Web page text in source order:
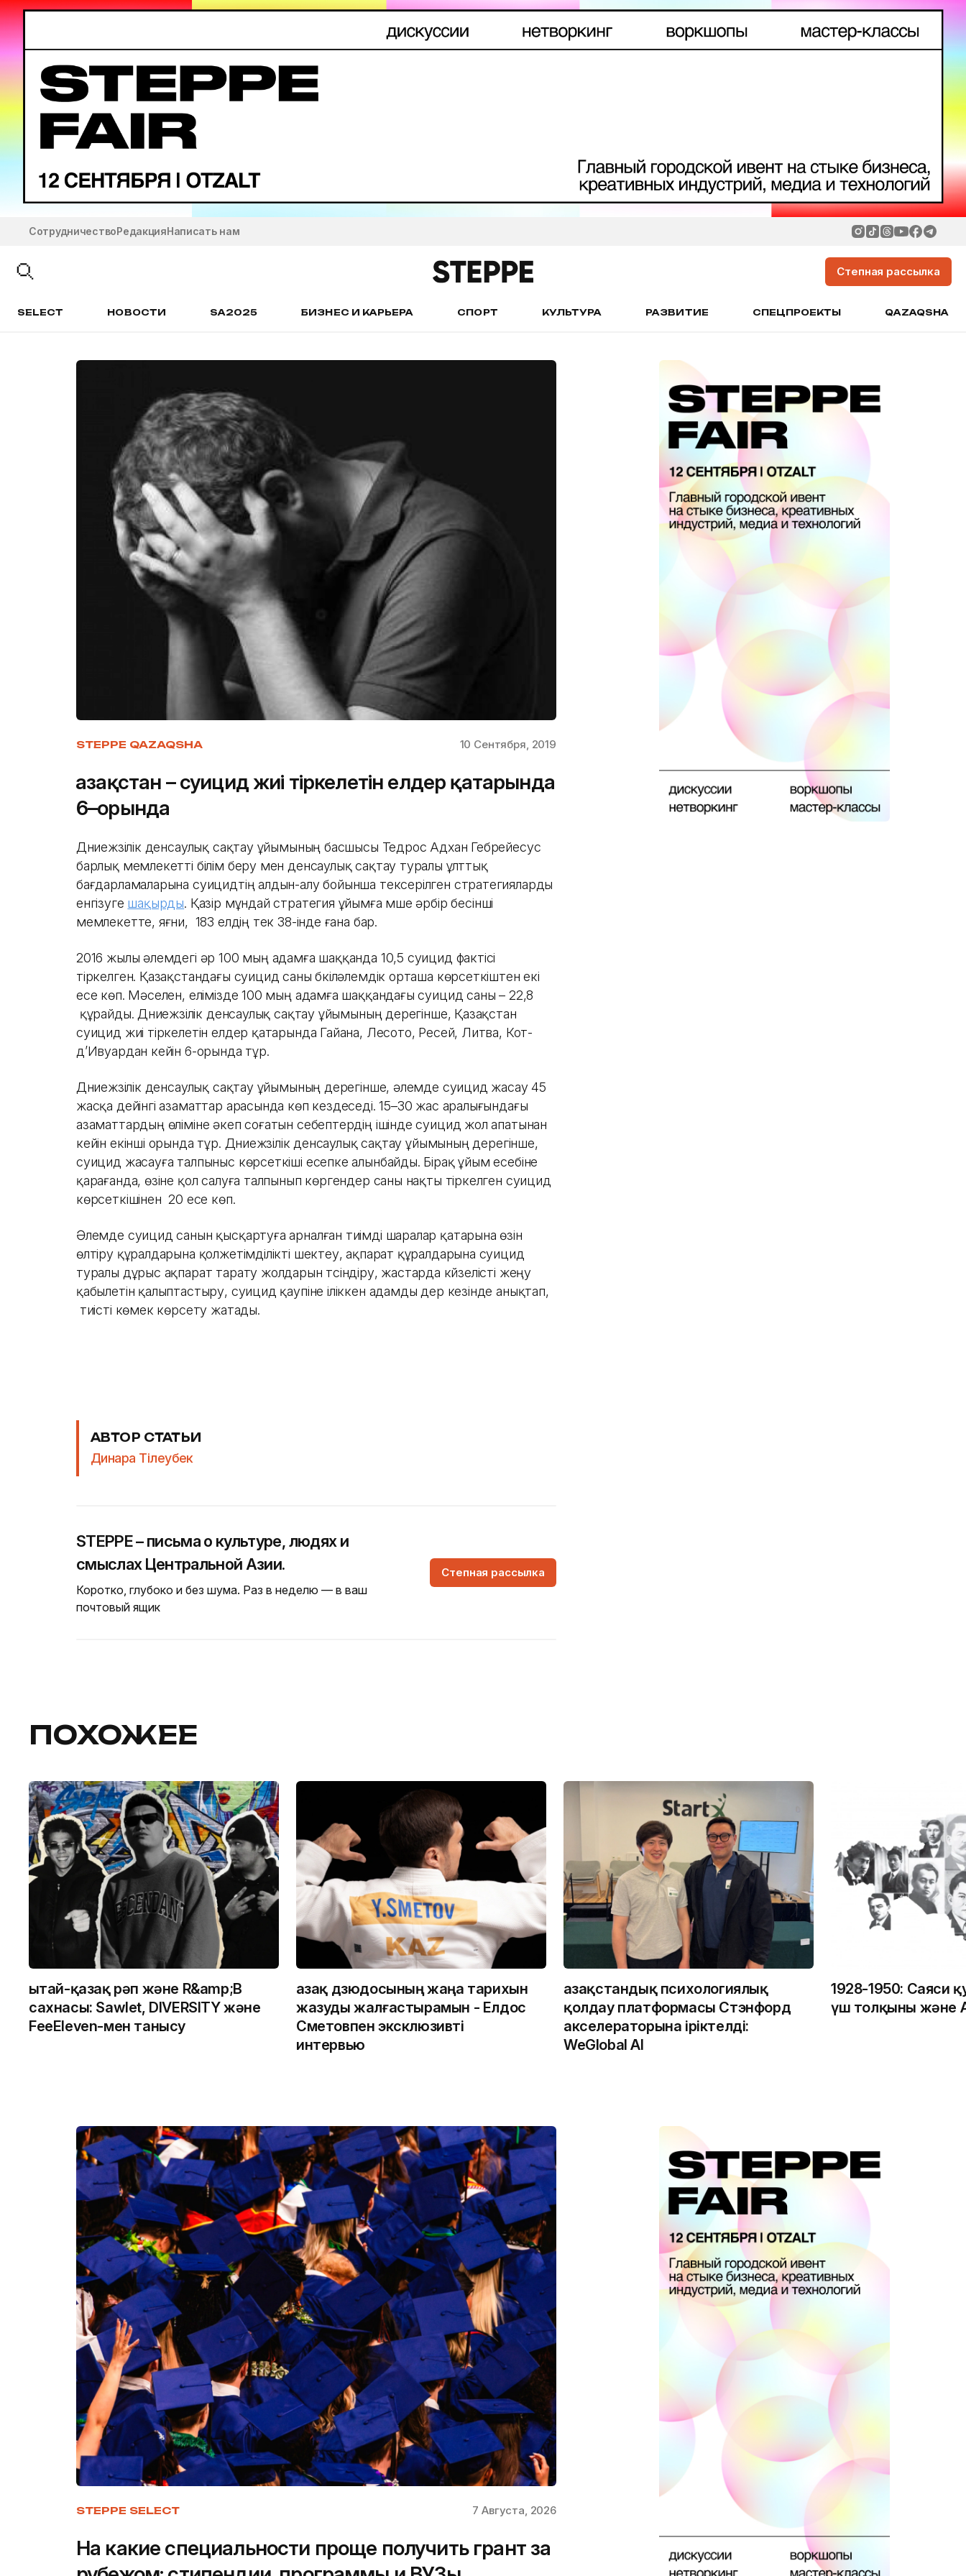
СотрудничествоРедакцияНаписать нам
Степная рассылка
SELECT НОВОСТИ SA2025 БИЗНЕС И КАРЬЕРА СПОРТ КУЛЬТУРА РАЗВИТИЕ СПЕЦПРОЕКТЫ QAZAQSHA
STEPPE QAZAQSHA 10 Сентября, 2019
Қазақстан – суицид жиі тіркелетін елдер қатарында
6–орында
Дүниежүзілік денсаулық сақтау ұйымының басшысы Тедрос Адхан Гебрейесус
барлық мемлекетті білім беру мен денсаулық сақтау туралы ұлттық
бағдарламаларына суицидтің алдын-алу бойынша тексерілген стратегияларды
енгізуге шақырды. Қазір мұндай стратегия ұйымға мүше әрбір бесінші
мемлекетте, яғни, 183 елдің тек 38-інде ғана бар.
2016 жылы әлемдегі әр 100 мың адамға шаққанда 10,5 суицид фактісі
тіркелген. Қазақстандағы суицид саны бүкіләлемдік орташа көрсеткіштен екі
есе көп. Мәселен, елімізде 100 мың адамға шаққандағы суицид саны – 22,8
құрайды. Дүниежүзілік денсаулық сақтау ұйымының дерегінше, Қазақстан
суицид жиі тіркелетін елдер қатарында Гайана, Лесото, Ресей, Литва, Кот-
д’Ивуардан кейін 6-орында тұр.
Дүниежүзілік денсаулық сақтау ұйымының дерегінше, әлемде суицид жасау 45
жасқа дейінгі азаматтар арасында көп кездеседі. 15–30 жас аралығындағы
азаматтардың өліміне әкеп соғатын себептердің ішінде суицид жол апатынан
кейін екінші орында тұр. Дүниежүзілік денсаулық сақтау ұйымының дерегінше,
суицид жасауға талпыныс көрсеткіші есепке алынбайды. Бірақ ұйым есебіне
қарағанда, өзіне қол салуға талпынып көргендер саны нақты тіркелген суицид
көрсеткішінен 20 есе көп.
Әлемде суицид санын қысқартуға арналған тиімді шаралар қатарына өзін
өлтіру құралдарына қолжетімділікті шектеу, ақпарат құралдарына суицид
туралы дұрыс ақпарат тарату жолдарын түсіндіру, жастарда күйзелісті жеңу
қабылетін қалыптастыру, суицид қаупіне іліккен адамды дер кезінде анықтап,
тиісті көмек көрсету жатады.
АВТОР СТАТЬИ
Динара Тілеубек
STEPPE – письма о культуре, людях и
смыслах Центральной Азии.
Коротко, глубоко и без шума. Раз в неделю — в ваш
почтовый ящик
Степная рассылка
ПОХОЖЕЕ
Қытай-қазақ рәп және R&amp;B
сахнасы: Sawlet, DIVERSITY және
FeeEleven-мен танысу
Қазақ дзюдосының жаңа тарихын
жазуды жалғастырамын - Елдос
Сметовпен эксклюзивті
интервью
Қазақстандық психологиялық
қолдау платформасы Стэнфорд
акселераторына іріктелді:
WeGlobal AI
1928-1950: Саяси
үш толқыны және
STEPPE SELECT 7 Августа, 2026
На какие специальности проще получить грант за